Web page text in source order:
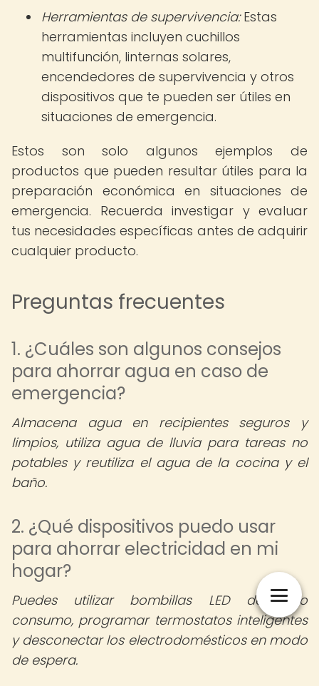
Herramientas de supervivencia:Estas
herramientas incluyen cuchillos
multifunción, linternas solares,
encendedores de supervivencia y otros
dispositivos que te pueden ser útiles en
situaciones de emergencia.
Estos son solo algunos ejemplos de
productos que pueden resultar útiles para la
preparación económica en situaciones de
emergencia. Recuerda investigar y evaluar
tus necesidades específicas antes de adquirir
cualquier producto.
Preguntas frecuentes
1. ¿Cuáles son algunos consejos
para ahorrar agua en caso de
emergencia?
Almacena agua en recipientes seguros y
limpios, utiliza agua de lluvia para tareas no
potables y reutiliza el agua de la cocina y el
baño.
2. ¿Qué dispositivos puedo usar
para ahorrar electricidad en mi
hogar?
Puedes utilizar bombillas LED de bajo
consumo, programar termostatos inteligentes
y desconectar los electrodomésticos en modo
de espera.